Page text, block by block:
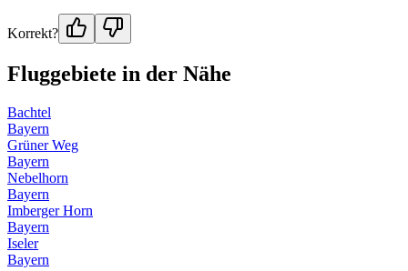
Korrekt?
Fluggebiete in der Nähe
Bachtel
Bayern
Grüner Weg
Bayern
Nebelhorn
Bayern
Imberger Horn
Bayern
Iseler
Bayern